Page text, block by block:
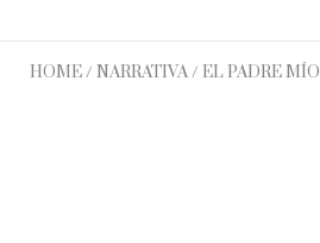
HOME/ NARRATIVA/ EL PADRE MÍO